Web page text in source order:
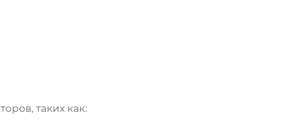
таких как: